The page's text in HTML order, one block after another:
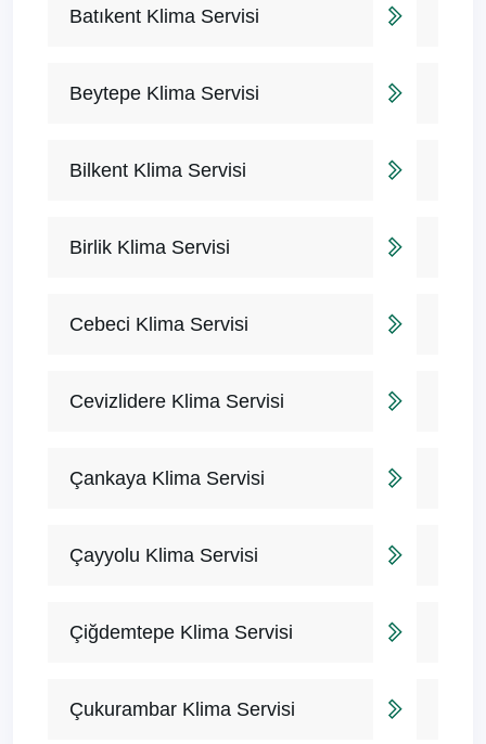
Batıkent Klima Servisi
Beytepe Klima Servisi
Bilkent Klima Servisi
Birlik Klima Servisi
Cebeci Klima Servisi
Cevizlidere Klima Servisi
Çankaya Klima Servisi
Çayyolu Klima Servisi
Çiğdemtepe Klima Servisi
Çukurambar Klima Servisi